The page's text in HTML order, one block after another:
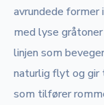
avrundede former
med lyse
linjen som
naturlig flyt og
som tilfører